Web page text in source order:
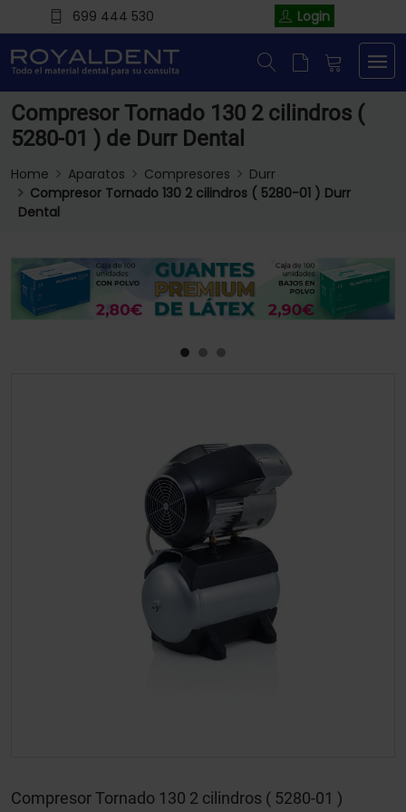
699 444 530 Login
Compresor Tornado 130 2 cilindros (
5280-01 ) de Durr Dental
Home Aparatos Compresores
Durr
Compresor Tornado 130 2 cilindros ( 5280-01 ) Durr
Dental
Compresor Tornado 130 2 cilindros ( 5280-01 )